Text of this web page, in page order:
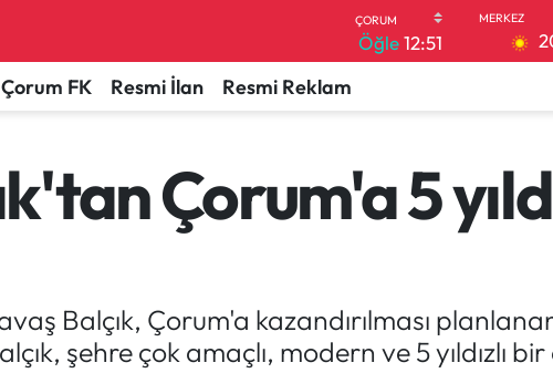
Öğle12:51
Çorum FK Resmi İlan Resmi Reklam
Çorum'a 5
Balçık, Çorum'a kazandırılması
şehre çok amaçlı, modern ve 5 yıldızlı